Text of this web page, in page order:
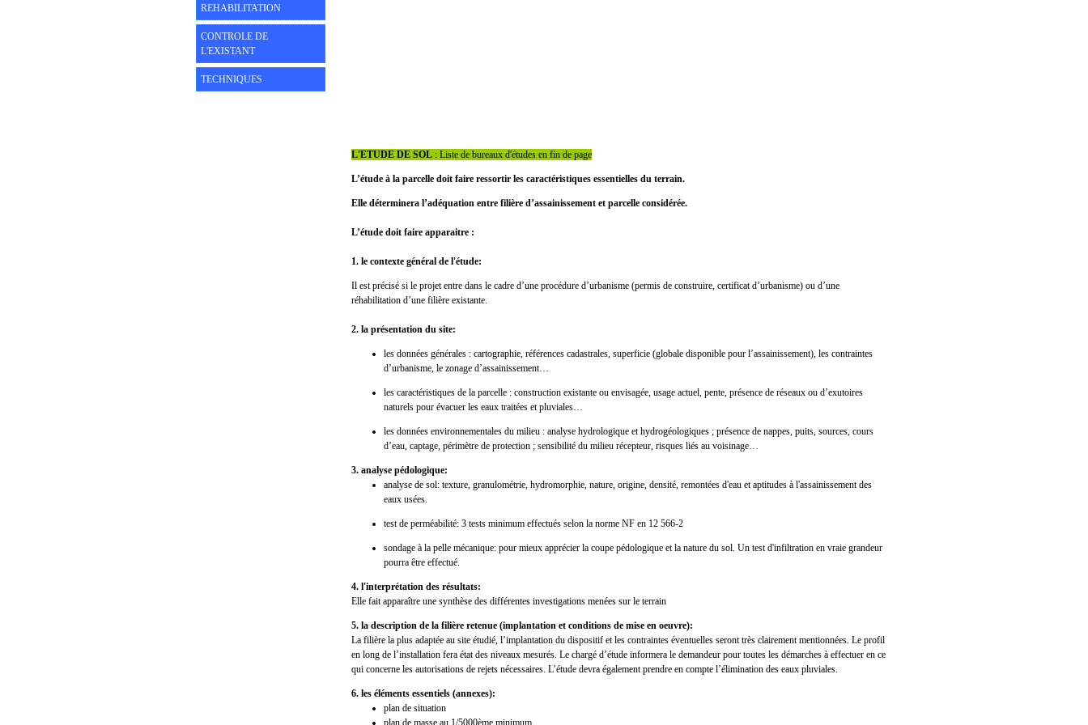
REHABILITATION
CONTROLE DE
L'EXISTANT
TECHNIQUES
L'ETUDE DE SOL : Liste de bureaux d'études en fin de page
L’étude à la parcelle doit faire ressortir les caractéristiques essentielles du terrain.
Elle déterminera l’adéquation entre filière d’assainissement et parcelle considérée.
L’étude doit faire apparaitre :
1. le contexte général de l'étude:
Il est précisé si le projet entre dans le cadre d’une procédure d’urbanisme (permis de construire, certificat d’urbanisme) ou d’une
réhabilitation d’une filière existante.
2. la présentation du site:
les données générales : cartographie, références cadastrales, superficie (globale disponible pour l’assainissement), les contraintes
d’urbanisme, le zonage d’assainissement…
les caractéristiques de la parcelle : construction existante ou envisagée, usage actuel, pente, présence de réseaux ou d’exutoires
naturels pour évacuer les eaux traitées et pluviales…
les données environnementales du milieu : analyse hydrologique et hydrogéologiques ; présence de nappes, puits, sources, cours
d’eau, captage, périmètre de protection ; sensibilité du milieu récepteur, risques liés au voisinage…
3. analyse pédologique:
analyse de sol: texture, granulométrie, hydromorphie, nature, origine, densité, remontées d'eau et aptitudes à l'assainissement des
eaux usées.
test de perméabilité: 3 tests minimum effectués selon la norme NF en 12 566-2
sondage à la pelle mécanique: pour mieux apprécier la coupe pédologique et la nature du sol. Un test d'infiltration en vraie grandeur
pourra être effectué.
4. l'interprétation des résultats:
Elle fait apparaître une synthèse des différentes investigations menées sur le terrain
5. la description de la filière retenue (implantation et conditions de mise en oeuvre):
La filière la plus adaptée au site étudié, l’implantation du dispositif et les contraintes éventuelles seront très clairement mentionnées. Le profil
en long de l’installation fera état des niveaux mesurés. Le chargé d’étude informera le demandeur pour toutes les démarches à effectuer en ce
qui concerne les autorisations de rejets nécessaires. L’étude devra également prendre en compte l’élimination des eaux pluviales.
6. les éléments essentiels (annexes):
plan de situation
plan de masse au 1/5000ème minimum